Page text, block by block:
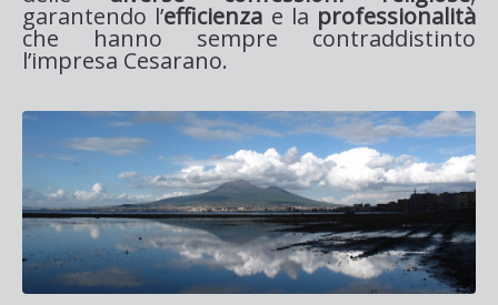
garantendo l’efficienza e la professionalità
che hanno sempre contraddistinto
l’impresa Cesarano.